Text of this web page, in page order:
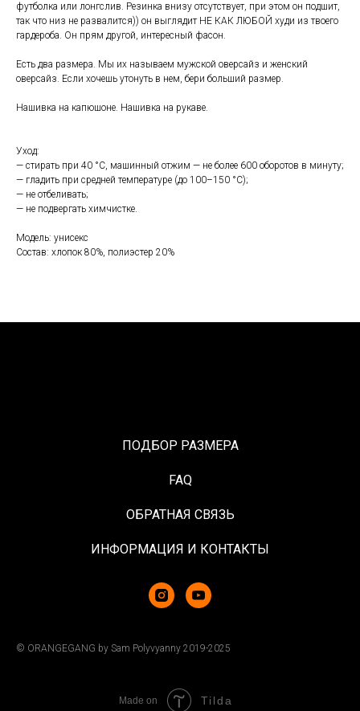
футболка или лонгслив. Резинка внизу отсутствует, при этом он подшит,
так что низ не развалится)) он выглядит НЕ КАК ЛЮБОЙ худи из твоего
гардероба. Он прям другой, интересный фасон.
Есть два размера. Мы их называем мужской оверсайз и женский
оверсайз. Если хочешь утонуть в нем, бери больший размер.
Нашивка на капюшоне. Нашивка на рукаве.
Уход:
— стирать при 40 °С, машинный отжим — не более 600 оборотов в минуту;
— гладить при средней температуре (до 100–150 °С);
— не отбеливать;
— не подвергать химчистке.
Модель: унисекс
Состав: хлопок 80%, полиэстер 20%
ПОДБОР РАЗМЕРА
FAQ
ОБРАТНАЯ СВЯЗЬ
ИНФОРМАЦИЯ И КОНТАКТЫ
© ORANGEGANG by Sam Polyvyanny 2019-2025
Made on Tilda